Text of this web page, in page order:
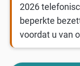
2026
beperkte
voordat u van